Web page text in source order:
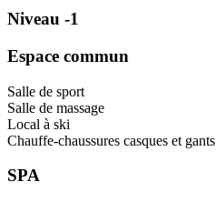
Niveau -1
Espace commun
Salle de sport
Salle de massage
Local à ski
Chauffe-chaussures casques et gants
SPA